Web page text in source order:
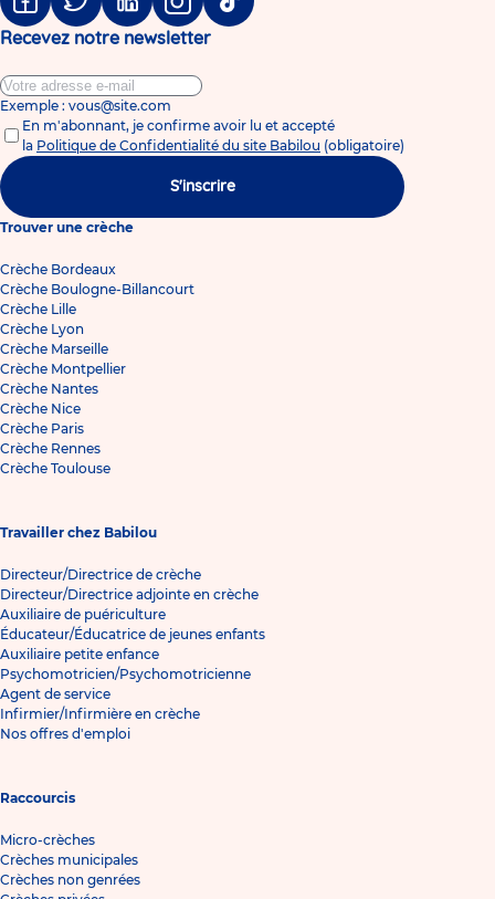
FacebookTwitter LinkedinInstagramTiktok
Recevez notre newsletter
Exemple : vous@site.com
En m'abonnant, je confirme avoir lu et accepté
la Politique de Confidentialité du site Babilou (obligatoire)
S'inscrire
Trouver une crèche
Crèche Bordeaux
Crèche Boulogne-Billancourt
Crèche Lille
Crèche Lyon
Crèche Marseille
Crèche Montpellier
Crèche Nantes
Crèche Nice
Crèche Paris
Crèche Rennes
Crèche Toulouse
Travailler chez Babilou
Directeur/Directrice de crèche
Directeur/Directrice adjointe en crèche
Auxiliaire de puériculture
Éducateur/Éducatrice de jeunes enfants
Auxiliaire petite enfance
Psychomotricien/Psychomotricienne
Agent de service
Infirmier/Infirmière en crèche
Nos offres d'emploi
Raccourcis
Micro-crèches
Crèches municipales
Crèches non genrées